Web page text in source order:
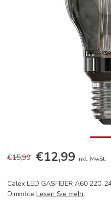
€15,99 €12,99 Inkl. MwSt.
Calex LED GASFIBER A60 220-
Dimmble Lesen Sie mehr.